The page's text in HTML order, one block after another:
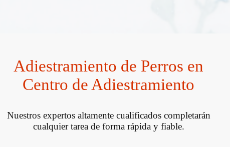
Adiestramiento de Perros en
Centro de Adiestramiento
Nuestros expertos altamente cualificados completarán
cualquier tarea de forma rápida y fiable.